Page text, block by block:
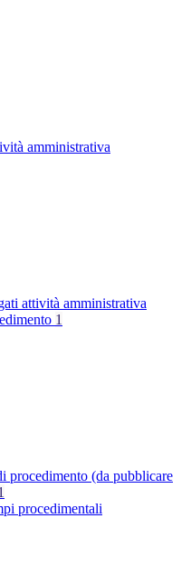
amministrativa
attività amministrativa
1
procedimento (da pubblicare
procedimentali